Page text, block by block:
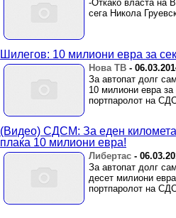
-Откако власта на
сега Никола
Шилегов: 10 милиони евра за
Нова ТВ -
За автопат долг
10 милиони евра за
портпаролот на
(Видео) СДСМ: За еден
плаќа 10 милиони евра!
Либертас -
За автопат долг
десет милиони
портпаролот на